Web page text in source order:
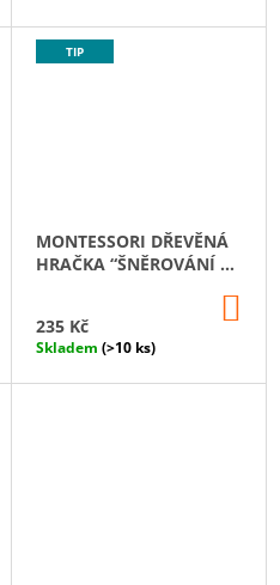
KOŠÍKU
TIP
MONTESSORI DŘEVĚNÁ
HRAČKA “ŠNĚROVÁNÍ A
235 Kč
Skladem (>10 ks)